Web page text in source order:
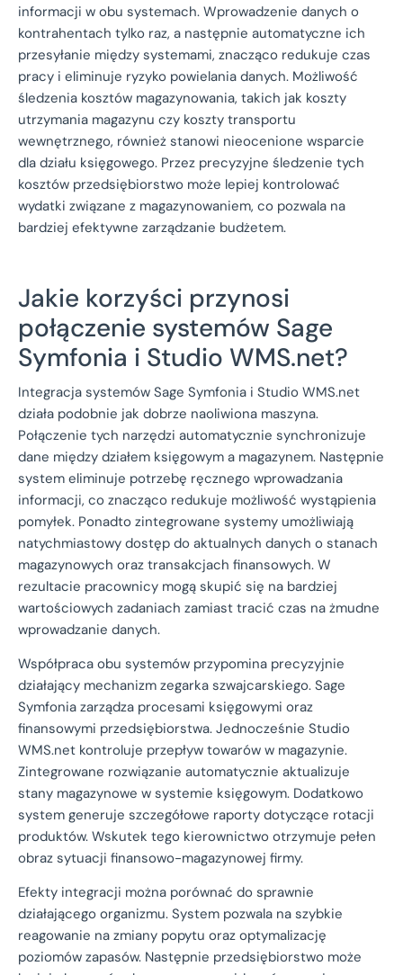
informacji w obu systemach. Wprowadzenie danych o
kontrahentach tylko raz, a następnie automatyczne ich
przesyłanie między systemami, znacząco redukuje czas
pracy i eliminuje ryzyko powielania danych. Możliwość
śledzenia kosztów magazynowania, takich jak koszty
utrzymania magazynu czy koszty transportu
wewnętrznego, również stanowi nieocenione wsparcie
dla działu księgowego. Przez precyzyjne śledzenie tych
kosztów przedsiębiorstwo może lepiej kontrolować
wydatki związane z magazynowaniem, co pozwala na
bardziej efektywne zarządzanie budżetem.
Jakie korzyści przynosi
połączenie systemów Sage
Symfonia i Studio WMS.net?
Integracja systemów Sage Symfonia i Studio WMS.net
działa podobnie jak dobrze naoliwiona maszyna.
Połączenie tych narzędzi automatycznie synchronizuje
dane między działem księgowym a magazynem. Następnie
system eliminuje potrzebę ręcznego wprowadzania
informacji, co znacząco redukuje możliwość wystąpienia
pomyłek. Ponadto zintegrowane systemy umożliwiają
natychmiastowy dostęp do aktualnych danych o stanach
magazynowych oraz transakcjach finansowych. W
rezultacie pracownicy mogą skupić się na bardziej
wartościowych zadaniach zamiast tracić czas na żmudne
wprowadzanie danych.
Współpraca obu systemów przypomina precyzyjnie
działający mechanizm zegarka szwajcarskiego. Sage
Symfonia zarządza procesami księgowymi oraz
finansowymi przedsiębiorstwa. Jednocześnie Studio
WMS.net kontroluje przepływ towarów w magazynie.
Zintegrowane rozwiązanie automatycznie aktualizuje
stany magazynowe w systemie księgowym. Dodatkowo
system generuje szczegółowe raporty dotyczące rotacji
produktów. Wskutek tego kierownictwo otrzymuje pełen
obraz sytuacji finansowo-magazynowej firmy.
Efekty integracji można porównać do sprawnie
działającego organizmu. System pozwala na szybkie
reagowanie na zmiany popytu oraz optymalizację
poziomów zapasów. Następnie przedsiębiorstwo może